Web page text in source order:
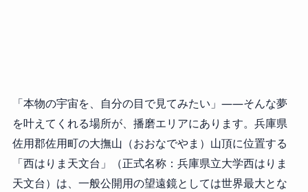
「本物の宇宙を、自分の目で見てみたい」——そんな夢
を叶えてくれる場所が、播磨エリアにあります。兵庫県
佐用郡佐用町の大撫山（おおなでやま）山頂に位置する
「西はりま天文台」（正式名称：兵庫県立大学西はりま
天文台）は、一般公開用の望遠鏡としては世界最大とな